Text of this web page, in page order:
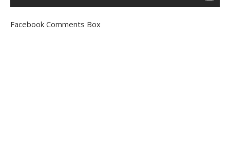
Facebook Comments Box